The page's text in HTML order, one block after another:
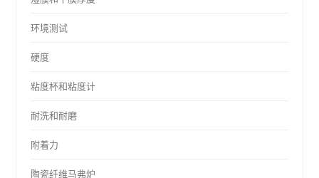
环境测试
硬度
粘度杯和粘度计
耐洗和耐磨
附着力
陶瓷纤维马弗炉